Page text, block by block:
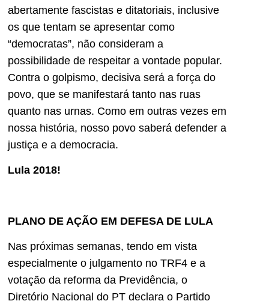
abertamente fascistas e ditatoriais, inclusive
os que tentam se apresentar como
“democratas”, não consideram a
possibilidade de respeitar a vontade popular.
Contra o golpismo, decisiva será a força do
povo, que se manifestará tanto nas ruas
quanto nas urnas. Como em outras vezes em
nossa história, nosso povo saberá defender a
justiça e a democracia.
Lula 2018!
PLANO DE AÇÃO EM DEFESA DE LULA
Nas próximas semanas, tendo em vista
especialmente o julgamento no TRF4 e a
votação da reforma da Previdência, o
Diretório Nacional do PT declara o Partido